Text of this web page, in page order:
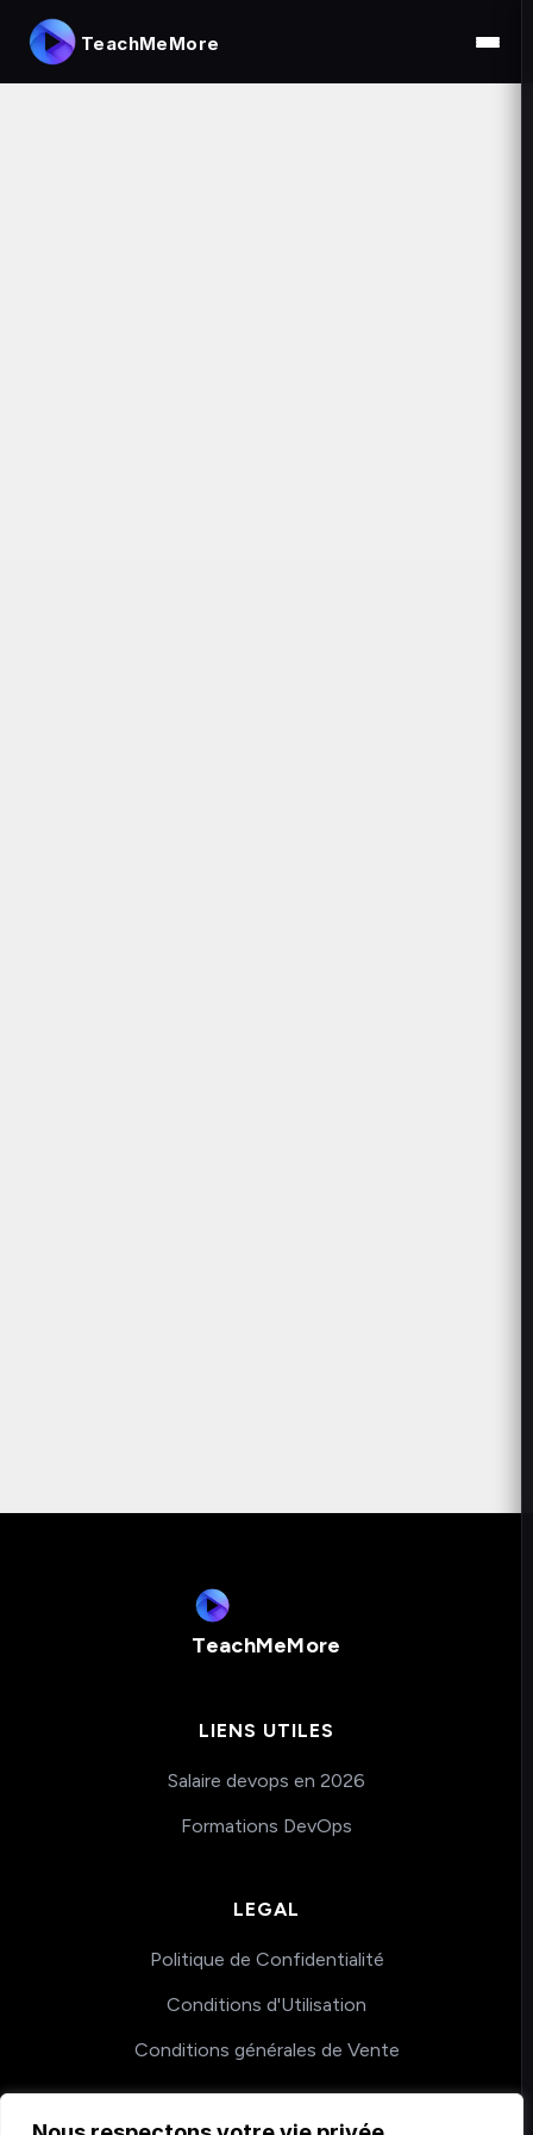
TeachMeMore
TeachMeMore
LIENS UTILES
Salaire devops en 2026
Formations DevOps
LEGAL
Politique de Confidentialité
Conditions d'Utilisation
Conditions générales de Vente